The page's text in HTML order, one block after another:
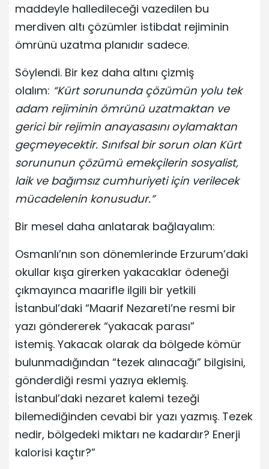
maddeyle halledileceği vazedilen bu
merdiven altı çözümler istibdat rejiminin
ömrünü uzatma planıdır sadece.
Söylendi. Bir kez daha altını çizmiş
olalım: “Kürt sorununda çözümün yolu tek
adam rejiminin ömrünü uzatmaktan ve
gerici bir rejimin anayasasını oylamaktan
geçmeyecektir. Sınıfsal bir sorun olan Kürt
sorununun çözümü emekçilerin sosyalist,
laik ve bağımsız cumhuriyeti için verilecek
mücadelenin konusudur.”
Bir mesel daha anlatarak bağlayalım:
Osmanlı’nın son dönemlerinde Erzurum’daki
okullar kışa girerken yakacaklar ödeneği
çıkmayınca maarifle ilgili bir yetkili
İstanbul’daki “Maarif Nezareti’ne resmi bir
yazı göndererek “yakacak parası”
istemiş. Yakacak olarak da bölgede kömür
bulunmadığından “tezek alınacağı” bilgisini,
gönderdiği resmi yazıya eklemiş.
İstanbul’daki nezaret kalemi tezeği
bilemediğinden cevabi bir yazı yazmış. Tezek
nedir, bölgedeki miktarı ne kadardır? Enerji
kalorisi kaçtır?”